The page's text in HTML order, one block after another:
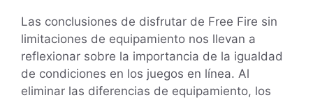
Las conclusiones de disfrutar de Free Fire sin
limitaciones de equipamiento nos llevan a
reflexionar sobre la importancia de la igualdad
de condiciones en los juegos en línea. Al
eliminar las diferencias de equipamiento, los